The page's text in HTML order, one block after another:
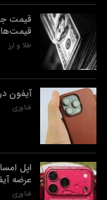
قیمت‌ها
طلا و ارز
آیفون
فناوری
عرضه
فناوری